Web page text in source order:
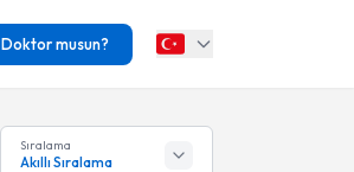
Doktor musun?
Sıralama
Akıllı Sıralama